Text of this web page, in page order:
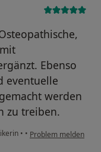
Ebenso
eventuelle
werden
zu treiben.
• • Problem melden